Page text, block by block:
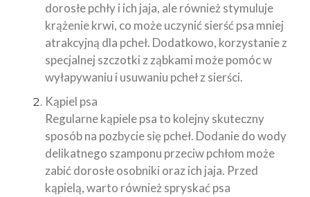
dorosłe pchły i ich jaja, ale również stymuluje
krążenie krwi, co może uczynić sierść psa mniej
atrakcyjną dla pcheł. Dodatkowo, korzystanie z
specjalnej szczotki z ząbkami może pomóc w
wyłapywaniu i usuwaniu pcheł z sierści.
Kąpiel psa
Regularne kąpiele psa to kolejny skuteczny
sposób na pozbycie się pcheł. Dodanie do wody
delikatnego szamponu przeciw pchłom może
zabić dorosłe osobniki oraz ich jaja. Przed
kąpielą, warto również spryskać psa